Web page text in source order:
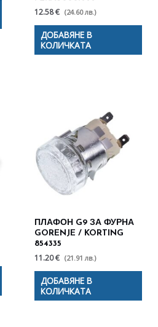
12.58 € (24.60 лв.)
ДОБАВЯНЕ В
КОЛИЧКАТА
ПЛАФОН G9 ЗА ФУРНА
GORENJE / KORTING
854335
11.20 € (21.91 лв.)
ДОБАВЯНЕ В
КОЛИЧКАТА